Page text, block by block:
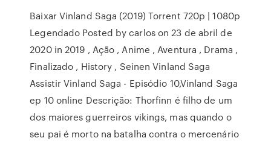
Baixar Vinland Saga (2019) Torrent 720p | 1080p
Legendado Posted by carlos on 23 de abril de
2020 in 2019 , Ação , Anime , Aventura , Drama ,
Finalizado , History , Seinen Vinland Saga
Assistir Vinland Saga - Episódio 10,Vinland Saga
ep 10 online Descrição: Thorfinn é filho de um
dos maiores guerreiros vikings, mas quando o
seu pai é morto na batalha contra o mercenário